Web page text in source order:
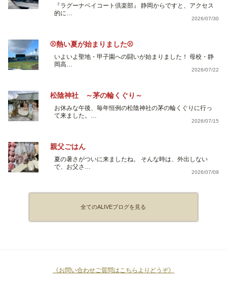
『ラグーナベイコート倶楽部』 静岡からですと、アクセス
的に…
2026/07/30
⚾熱い夏が始まりました⚾
いよいよ聖地・甲子園への闘いが始まりました！ 母校・静
岡高…
2026/07/22
松陰神社 ～茅の輪くぐり～
お休みな午後、毎年恒例の松陰神社の茅の輪くぐりに行っ
て来ました。…
2026/07/15
親父ごはん
夏の暑さがついに来ましたね。 そんな時は、外出しない
で、お父さ…
2026/07/09
全てのALIVEブログを見る
《お問い合わせご質問はこちらよりどうぞ》